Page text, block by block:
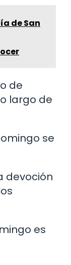
de San
de
largo de
se
devoción
es